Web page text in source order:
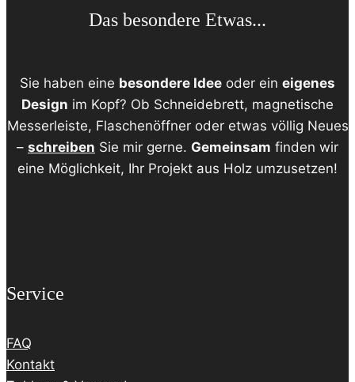
Das besondere Etwas...
Sie haben eine besondere Idee oder ein eigenes
Design im Kopf? Ob Schneidebrett, magnetische
Messerleiste, Flaschenöffner oder etwas völlig Neues
– schreiben Sie mir gerne. Gemeinsam finden wir
eine Möglichkeit, Ihr Projekt aus Holz umzusetzen!
Service
FAQ
Kontakt